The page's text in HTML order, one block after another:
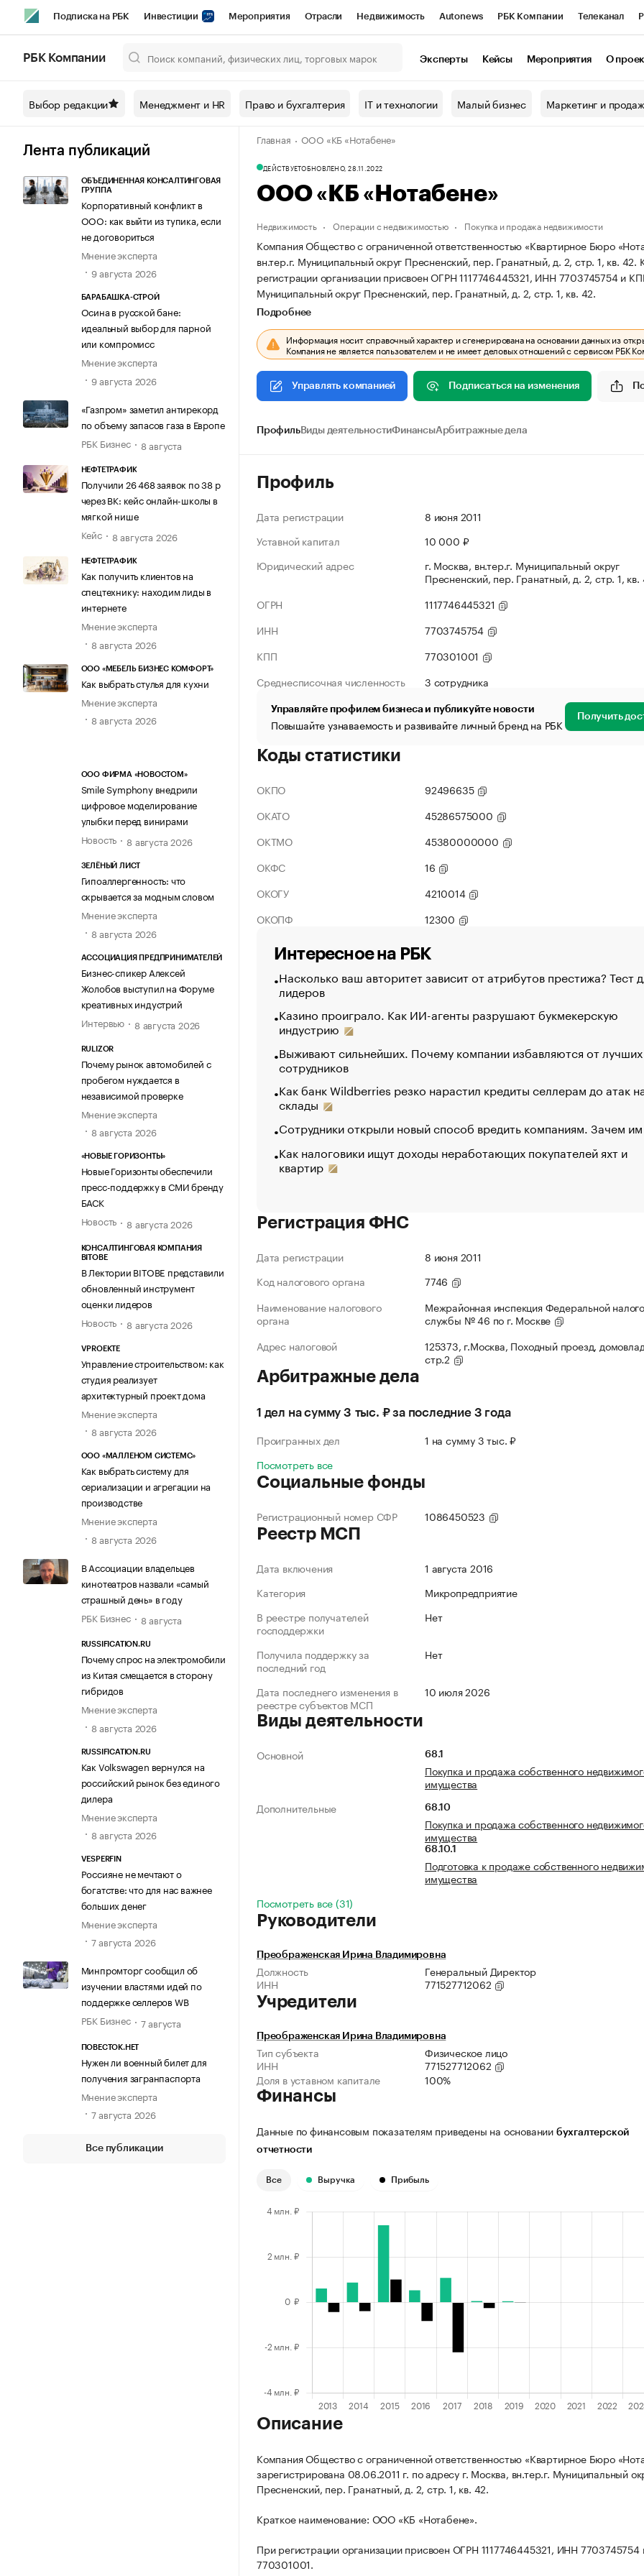
Подписка на РБК Инвестиции Мероприятия Отрасли Недвижимость Autonews РБК Компании Телеканал
Спецпроекты СПб Конференции СПб Спецпроекты Проверка контрагентов
Технологии и медиа Рынок наличной валюты
РБК Компании Эксперты Кейсы Мероприятия О
Выбор редакции Менеджмент и HR Право и бухгалтерия IT и технологии Малый бизнес Маркетинг и
Лента публикаций
ОБЪЕДИНЕННАЯ КОНСАЛТИНГОВАЯ
ГРУППА
Корпоративный конфликт в
ООО: как выйти из тупика, если
не договориться
Мнение эксперта
9 августа 2026
БАРАБАШКА-СТРОЙ
Осина в русской бане:
идеальный выбор для парной
или компромисс
Мнение эксперта
9 августа 2026
«Газпром» заметил антирекорд
по объему запасов газа в Европе
РБК Бизнес
8 августа
НЕФТЕТРАФИК
Получили 26 468 заявок по 38 р
через ВК: кейс онлайн-школы в
мягкой нише
Кейс
8 августа 2026
НЕФТЕТРАФИК
Как получить клиентов на
спецтехнику: находим лиды в
интернете
Мнение эксперта
8 августа 2026
ООО «МЕБЕЛЬ БИЗНЕС КОМФОРТ»
Как выбрать стулья для кухни
Мнение эксперта
8 августа 2026
ООО ФИРМА «НОВОСТОМ»
Smile Symphony внедрили
цифровое моделирование
улыбки перед винирами
Новость
8 августа 2026
ЗЕЛЁНЫЙ ЛИСТ
Гипоаллергенность: что
скрывается за модным словом
Мнение эксперта
8 августа 2026
АССОЦИАЦИЯ ПРЕДПРИНИМАТЕЛЕЙ
Бизнес-спикер Алексей
Жолобов выступил на Форуме
креативных индустрий
Интервью
8 августа 2026
RULIZOR
Почему рынок автомобилей с
пробегом нуждается в
независимой проверке
Мнение эксперта
8 августа 2026
«НОВЫЕ ГОРИЗОНТЫ»
Новые Горизонты обеспечили
пресс-поддержку в СМИ бренду
БАСК
Новость
8 августа 2026
КОНСАЛТИНГОВАЯ КОМПАНИЯ
BITOBE
В Лектории BITOBE представили
обновленный инструмент
оценки лидеров
Новость
8 августа 2026
VPROEKTE
Управление строительством: как
студия реализует
архитектурный проект дома
Мнение эксперта
8 августа 2026
ООО «МАЛЛЕНОМ СИСТЕМС»
Как выбрать систему для
сериализации и агрегации на
производстве
Мнение эксперта
8 августа 2026
В Ассоциации владельцев
кинотеатров назвали «самый
страшный день» в году
РБК Бизнес
8 августа
RUSSIFICATION.RU
Почему спрос на электромобили
из Китая смещается в сторону
гибридов
Мнение эксперта
8 августа 2026
RUSSIFICATION.RU
Как Volkswagen вернулся на
российский рынок без единого
дилера
Мнение эксперта
8 августа 2026
VESPERFIN
Россияне не мечтают о
богатстве: что для нас важнее
больших денег
Мнение эксперта
7 августа 2026
Минпромторг сообщил об
изучении властями идей по
поддержке селлеров WB
РБК Бизнес
7 августа
ПОВЕСТОК.НЕТ
Нужен ли военный билет для
получения загранпаспорта
Мнение эксперта
7 августа 2026
Все публикации
Главная ООО «КБ «Нотабене»
ДЕЙСТВУЕТОБНОВЛЕНО, 28.11.2022
ООО «КБ «Нотабене»
Недвижимость Операции с недвижимостью Покупка и продажа недвижимости
Компания Общество с ограниченной ответственностью «Квартирное Бюро
вн.тер.г. Муниципальный округ Пресненский, пер. Гранатный, д. 2, стр. 1, кв. 42.
регистрации организации присвоен ОГРН 1117746445321, ИНН 7703745754 и
Муниципальный округ Пресненский, пер. Гранатный, д. 2, стр. 1, кв. 42.
Подробнее
Информация носит справочный характер и сгенерирована на основании данных из
Компания не является пользователем и не имеет деловых отношений с сервисом РБК
Управлять компанией Подписаться на изменения
ПрофильВиды деятельностиФинансыАрбитражные дела
Профиль
Дата регистрации
8 июня 2011
Уставной капитал
10 000 ₽
Юридический адрес
г. Москва, вн.тер.г. Муниципальный округ
Пресненский, пер. Гранатный, д. 2, стр. 1, кв.
ОГРН
1117746445321
ИНН
7703745754
КПП
770301001
Среднесписочная численность
3 сотрудника
Управляйте профилем бизнеса и публикуйте новости
Повышайте узнаваемость и развивайте личный бренд на РБК Получить
Коды статистики
ОКПО
92496635
ОКАТО
45286575000
ОКТМО
45380000000
ОКФС
16
ОКОГУ
4210014
ОКОПФ
12300
Интересное на РБК
Насколько ваш авторитет зависит от атрибутов престижа? Тест
лидеров
Казино проиграло. Как ИИ-агенты разрушают букмекерскую
индустрию
Выживают сильнейших. Почему компании избавляются от лучших
сотрудников
Как банк Wildberries резко нарастил кредиты селлерам до атак
склады
Сотрудники открыли новый способ вредить компаниям. Зачем
Как налоговики ищут доходы неработающих покупателей яхт и
квартир
Регистрация ФНС
Дата регистрации
8 июня 2011
Код налогового органа
7746
Наименование налогового
органа
Межрайонная инспекция Федеральной
службы № 46 по г. Москве
Адрес налоговой
125373, г.Москва, Походный проезд,
стр.2
Арбитражные дела
1 дел на сумму 3 тыс. ₽ за последние 3 года
Проигранных дел
1 на сумму 3 тыс. ₽
Посмотреть все
Социальные фонды
Регистрационный номер СФР 1086450523
Реестр МСП
Дата включения
1 августа 2016
Категория
Микропредприятие
В реестре получателей
господдержки
Нет
Получила поддержку за
последний год
Нет
Дата последнего изменения в
реестре субъектов МСП
10 июля 2026
Виды деятельности
Основной 68.1
Покупка и продажа собственного
имущества
Дополнительные
68.10
Покупка и продажа собственного
имущества
68.10.1
Подготовка к продаже собственного
имущества
Посмотреть все (31)
Руководители
Преображенская Ирина Владимировна
Должность
Генеральный Директор
ИНН
771527712062
Учредители
Преображенская Ирина Владимировна
Тип субъекта
Физическое лицо
ИНН
771527712062
Доля в уставном капитале
100%
Финансы
Данные по финансовым показателям приведены на основании бухгалтерской
отчетности
Все Выручка Прибыль
Описание
Компания Общество с ограниченной ответственностью «Квартирное Бюро
зарегистрирована 08.06.2011 г. по адресу г. Москва, вн.тер.г. Муниципальный
Пресненский, пер. Гранатный, д. 2, стр. 1, кв. 42.
Краткое наименование: ООО «КБ «Нотабене».
При регистрации организации присвоен ОГРН 1117746445321, ИНН
770301001.